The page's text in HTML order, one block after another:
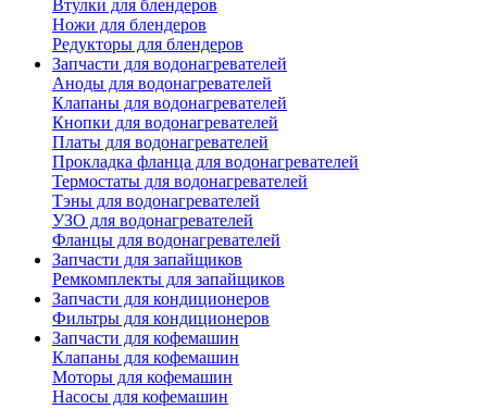
Втулки для блендеров
Ножи для блендеров
Редукторы для блендеров
Запчасти для водонагревателей
Аноды для водонагревателей
Клапаны для водонагревателей
Кнопки для водонагревателей
Платы для водонагревателей
Прокладка фланца для водонагревателей
Термостаты для водонагревателей
Тэны для водонагревателей
УЗО для водонагревателей
Фланцы для водонагревателей
Запчасти для запайщиков
Ремкомплекты для запайщиков
Запчасти для кондиционеров
Фильтры для кондиционеров
Запчасти для кофемашин
Клапаны для кофемашин
Моторы для кофемашин
Насосы для кофемашин